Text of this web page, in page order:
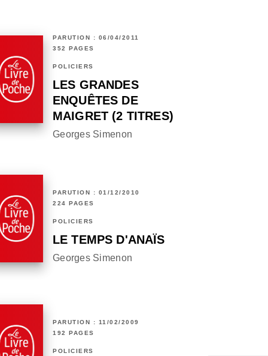
PARUTION : 06/04/2011
352 PAGES
POLICIERS
LES GRANDES
ENQUÊTES DE
MAIGRET (2 TITRES)
Georges Simenon
PARUTION : 01/12/2010
224 PAGES
POLICIERS
LE TEMPS D'ANAÏS
Georges Simenon
PARUTION : 11/02/2009
192 PAGES
POLICIERS